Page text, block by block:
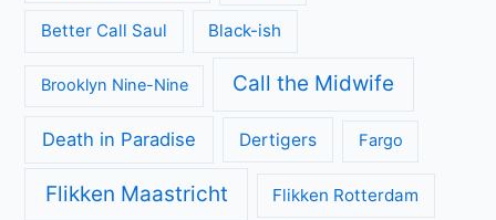
Nieuws
All Creatures Great and Small